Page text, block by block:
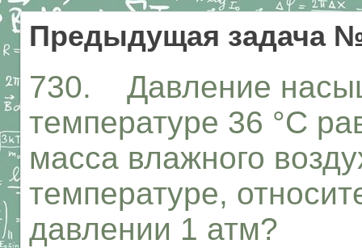
Предыдущая задача
730. Давление
температуре 36 °С
масса влажного
температуре,
давлении 1 атм?